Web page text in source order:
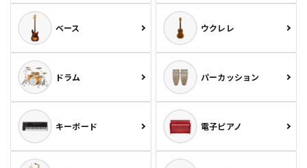
ベース ウクレレ
ドラム パーカッション
キーボード 電子ピアノ